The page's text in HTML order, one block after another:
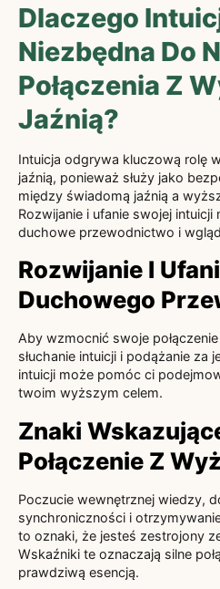
Dlaczego
Niezbędna Do
Połączenia Z
Jaźnią?
Intuicja odgrywa kluczową rolę
jaźnią, ponieważ służy jako
między świadomą jaźnią a
Rozwijanie i ufanie swojej
duchowe przewodnictwo i
Rozwijanie I
Duchowego
Aby wzmocnić swoje
słuchanie intuicji i podążanie za
intuicji może pomóc ci
twoim wyższym celem.
Znaki
Połączenie Z
Poczucie wewnętrznej wiedzy,
synchroniczności i
to oznaki, że jesteś zestrojony
Wskaźniki te oznaczają silne
prawdziwą esencją.